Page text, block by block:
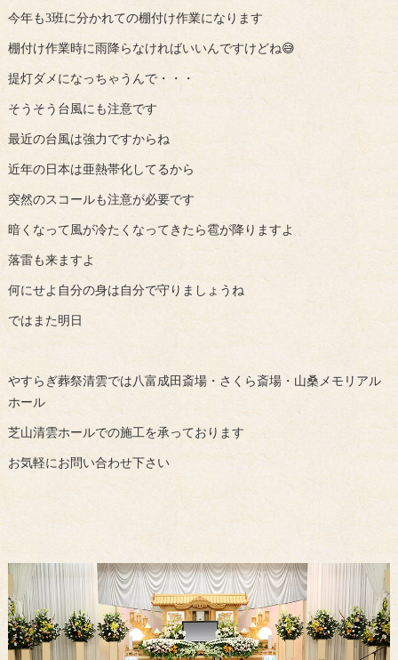
今年も3班に分かれての棚付け作業になります
棚付け作業時に雨降らなければいいんですけどね😅
提灯ダメになっちゃうんで・・・
そうそう台風にも注意です
最近の台風は強力ですからね
近年の日本は亜熱帯化してるから
突然のスコールも注意が必要です
暗くなって風が冷たくなってきたら雹が降りますよ
落雷も来ますよ
何にせよ自分の身は自分で守りましょうね
ではまた明日
やすらぎ葬祭清雲では八富成田斎場・さくら斎場・山桑メモリアル
ホール
芝山清雲ホールでの施工を承っております
お気軽にお問い合わせ下さい